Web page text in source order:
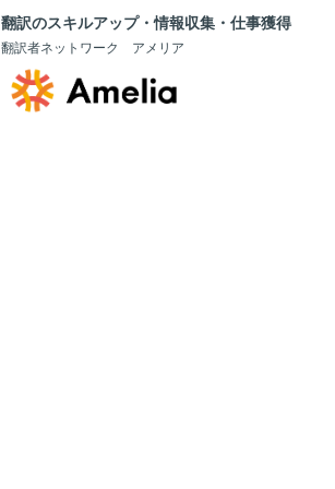
翻訳のスキルアップ・情報収集・仕事獲得
翻訳者ネットワーク アメリア